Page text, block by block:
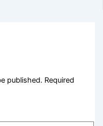
published. Required